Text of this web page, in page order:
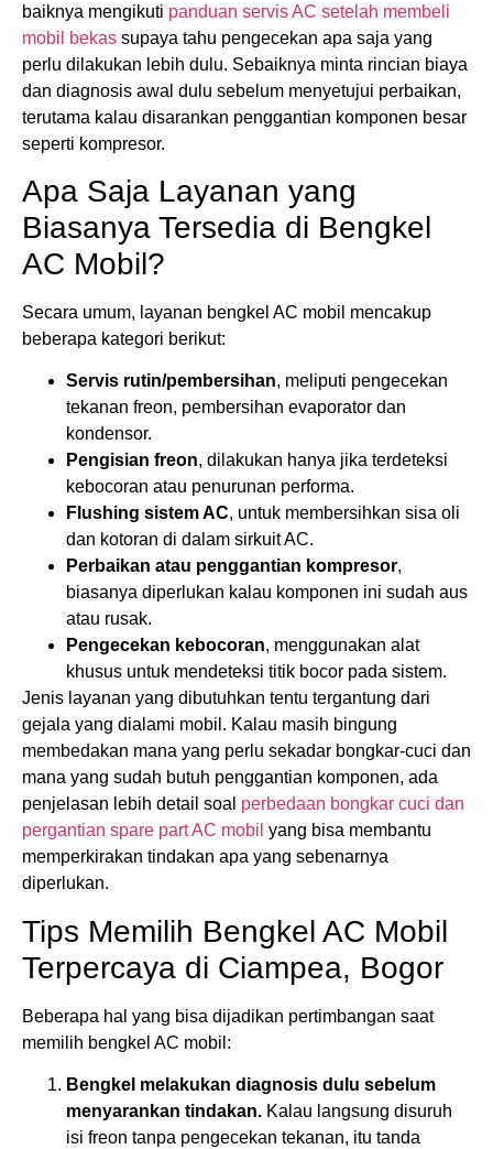
baiknya mengikuti panduan servis AC setelah membeli
mobil bekas supaya tahu pengecekan apa saja yang
perlu dilakukan lebih dulu. Sebaiknya minta rincian biaya
dan diagnosis awal dulu sebelum menyetujui perbaikan,
terutama kalau disarankan penggantian komponen besar
seperti kompresor.
Apa Saja Layanan yang
Biasanya Tersedia di Bengkel
AC Mobil?
Secara umum, layanan bengkel AC mobil mencakup
beberapa kategori berikut:
Servis rutin/pembersihan, meliputi pengecekan
tekanan freon, pembersihan evaporator dan
kondensor.
Pengisian freon, dilakukan hanya jika terdeteksi
kebocoran atau penurunan performa.
Flushing sistem AC, untuk membersihkan sisa oli
dan kotoran di dalam sirkuit AC.
Perbaikan atau penggantian kompresor,
biasanya diperlukan kalau komponen ini sudah aus
atau rusak.
Pengecekan kebocoran, menggunakan alat
khusus untuk mendeteksi titik bocor pada sistem.
Jenis layanan yang dibutuhkan tentu tergantung dari
gejala yang dialami mobil. Kalau masih bingung
membedakan mana yang perlu sekadar bongkar-cuci dan
mana yang sudah butuh penggantian komponen, ada
penjelasan lebih detail soal perbedaan bongkar cuci dan
pergantian spare part AC mobil yang bisa membantu
memperkirakan tindakan apa yang sebenarnya
diperlukan.
Tips Memilih Bengkel AC Mobil
Terpercaya di Ciampea, Bogor
Beberapa hal yang bisa dijadikan pertimbangan saat
memilih bengkel AC mobil:
Bengkel melakukan diagnosis dulu sebelum
menyarankan tindakan. Kalau langsung disuruh
isi freon tanpa pengecekan tekanan, itu tanda